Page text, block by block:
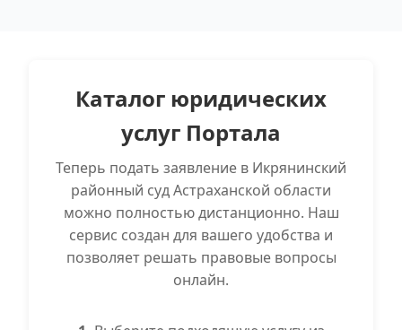
Каталог юридических
услуг Портала
Теперь подать заявление в Икрянинский
районный суд Астраханской области
можно полностью дистанционно. Наш
сервис создан для вашего удобства и
позволяет решать правовые вопросы
онлайн.